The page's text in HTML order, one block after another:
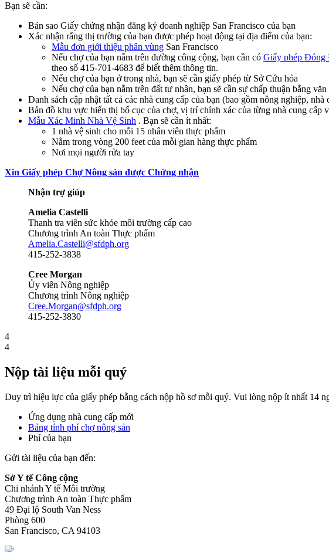
Bạn sẽ cần:
Bản sao Giấy chứng nhận đăng ký doanh nghiệp San Francisco của bạn
Xác nhận rằng thị trường của bạn được phép hoạt động tại địa điểm của bạn:
Mẫu đơn giới thiệu phân vùng San Francisco
Nếu chợ của bạn nằm trên đường công cộng, bạn cần có Giấy phép Đóng
theo số 415-701-4683 để biết thêm thông tin.
Nếu chợ của bạn ở trong nhà, bạn sẽ cần giấy phép từ Sở Cứu hỏa
Nếu chợ của bạn nằm trên đất tư nhân, bạn sẽ cần sự chấp thuận bằng
Danh sách cập nhật tất cả các nhà cung cấp của bạn (bao gồm nông nghiệp,
Bản đồ khu vực hiển thị bố cục của chợ, vị trí chính xác của từng nhà cung cấp
Mẫu Xác Minh Nhà Vệ Sinh . Bạn sẽ cần ít nhất:
1 nhà vệ sinh cho mỗi 15 nhân viên thực phẩm
Nằm trong vòng 200 feet của mỗi gian hàng thực phẩm
Nơi mọi người rửa tay
Xin Giấy phép Chợ Nông sản được Chứng nhận
Nhận trợ giúp
Amelia Castelli
Thanh tra viên sức khỏe môi trường cấp cao
Chương trình An toàn Thực phẩm
Amelia.Castelli@sfdph.org
415-252-3838
Cree Morgan
Ủy viên Nông nghiệp
Chương trình Nông nghiệp
Cree.Morgan@sfdph.org
415-252-3830
4
4
Nộp tài liệu mỗi quý
Duy trì hiệu lực của giấy phép bằng cách nộp hồ sơ mỗi quý. Vui lòng nộp ít nhất 14
Ứng dụng nhà cung cấp mới
Bảng tính phí chợ nông sản
Phí của bạn
Gửi tài liệu của bạn đến:
Sở Y tế Công cộng
Chi nhánh Y tế Môi trường
Chương trình An toàn Thực phẩm
49 Đại lộ South Van Ness
Phòng 600
San Francisco, CA 94103